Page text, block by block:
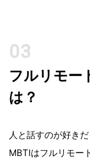
フルリモー
は？
人と話すのが好き
MBTIはフルリモー